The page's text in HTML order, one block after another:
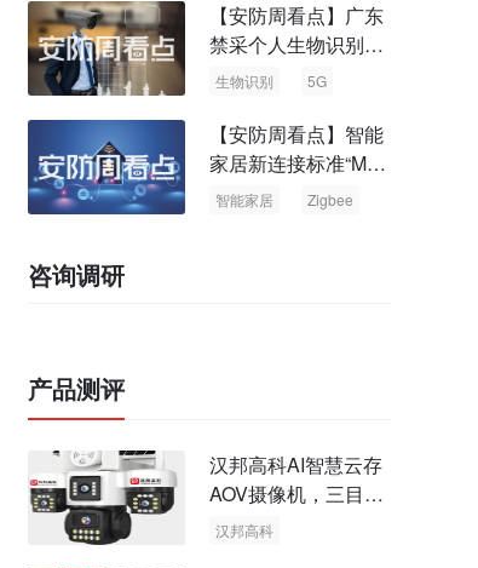
【安防周看点】广东
禁采个人生物识别信
息 中国5G基站占全
生物识别 5G
【安防周看点】智能
家居新连接标准“Matt
er” Zigbee联盟更名
智能家居 Zigbee
咨询调研
产品测评
汉邦高科AI智慧云存
AOV摄像机，三目太
阳能多摄球机
汉邦高科